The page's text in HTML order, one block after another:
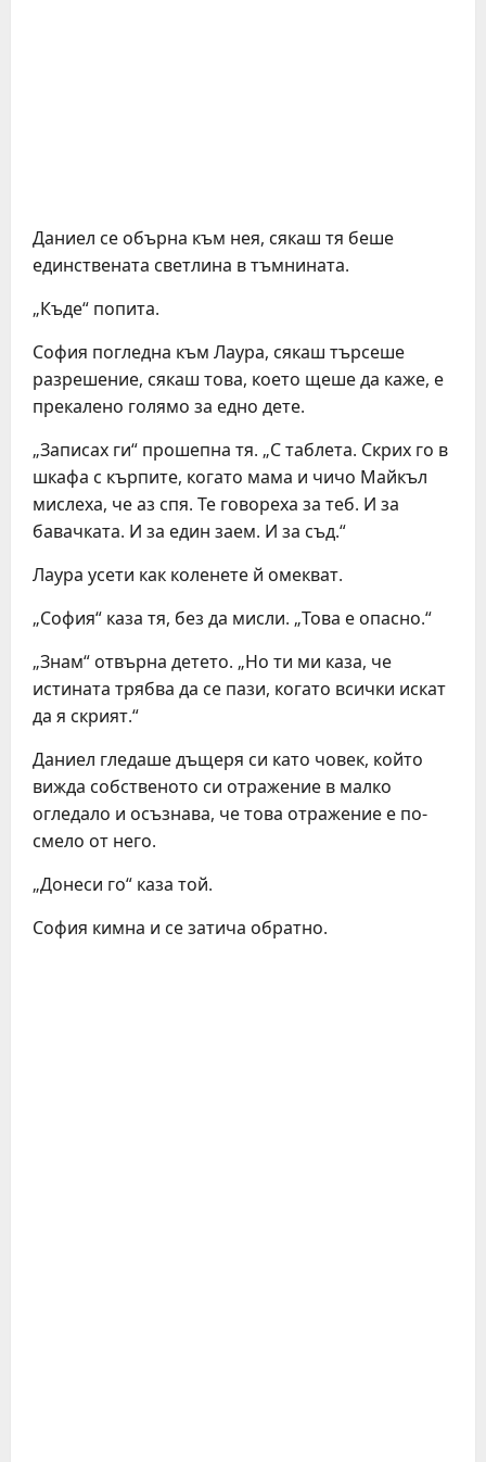
Даниел се обърна към нея, сякаш тя беше
единствената светлина в тъмнината.
„Къде“ попита.
София погледна към Лаура, сякаш търсеше
разрешение, сякаш това, което щеше да каже, е
прекалено голямо за едно дете.
„Записах ги“ прошепна тя. „С таблета. Скрих го в
шкафа с кърпите, когато мама и чичо Майкъл
мислеха, че аз спя. Те говореха за теб. И за
бавачката. И за един заем. И за съд.“
Лаура усети как коленете й омекват.
„София“ каза тя, без да мисли. „Това е опасно.“
„Знам“ отвърна детето. „Но ти ми каза, че
истината трябва да се пази, когато всички искат
да я скрият.“
Даниел гледаше дъщеря си като човек, който
вижда собственото си отражение в малко
огледало и осъзнава, че това отражение е по-
смело от него.
„Донеси го“ каза той.
София кимна и се затича обратно.